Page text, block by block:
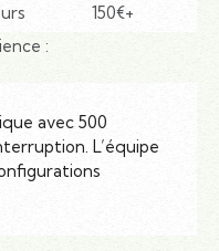
150€+
:
avec 500
L’équipe